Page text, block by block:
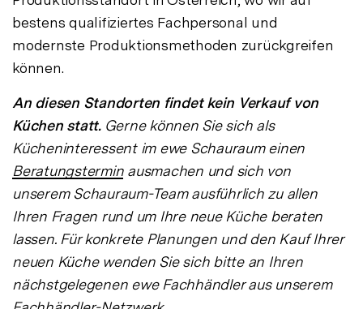
bestens qualifiziertes Fachpersonal und
modernste Produktionsmethoden zurückgreifen
können.
An diesen Standorten findet kein Verkauf von
Küchen statt.Gerne können Sie sich als
Kücheninteressent im ewe Schauraum einen
Beratungsterminausmachen und sich von
unserem Schauraum-Team ausführlich zu allen
Ihren Fragen rund um Ihre neue Küche beraten
lassen. Für konkrete Planungen und den Kauf Ihrer
neuen Küche wenden Sie sich bitte an Ihren
nächstgelegenen ewe Fachhändler aus unserem